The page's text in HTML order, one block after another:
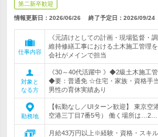
第二新卒歓迎
情報更新日：2026/06/26 終了予定日： 2026/09/24
仕事内容
《元請けとしての計画・現場監督・
維持修繕工事における土木施工管理
会社がメインで担当
対象と
なる方
《30～40代活躍中 》◆2級土木施工
◆要：普通免 ☆住宅・家族・資格手
男性の育休実績あり
勤務地
【転勤なし／UIターン歓迎】 東京空
空港三丁目7番5号） 働く場所は…2…
月給43万円以上※経験・資格・スキ